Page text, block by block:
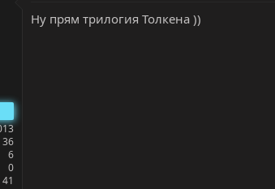
36
6
0
41
Ну прям трилогия Толкена ))